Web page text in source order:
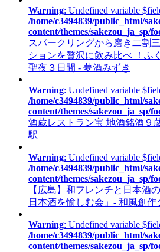
Warning: Undefined variable
/home/c3494839/public_html/
content/themes/sakezou_ja_sp/
スパークリングから磨き二割
ションを贅沢に飲み比べ ！ふ
聖夜３日間 - 夢酒みずき
Warning: Undefined variable
/home/c3494839/public_html/
content/themes/sakezou_ja_sp/
酒蔵レストラン宝 地酒銘酒９
駅
Warning: Undefined variable
/home/c3494839/public_html/
content/themes/sakezou_ja_sp/
【広島】和フレンチと日本酒
日本酒を愉しむ会」- 和風創作
Warning: Undefined variable
/home/c3494839/public_html/
content/themes/sakezou_ja_sp/